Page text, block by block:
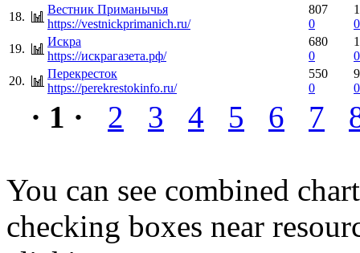
18.
Вестник Приманычья
https://vestnickprimanich.ru/
807
0
0
19.
Искра
https://искрагазета.рф/
680
0
0
20.
Перекресток
https://perekrestokinfo.ru/
550
0
0
· 1 · 2 3 4 5 6 7
You can see combined
checking boxes near